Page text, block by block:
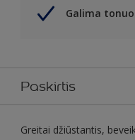
Galima
Paskirtis
Greitai džiūstantis,